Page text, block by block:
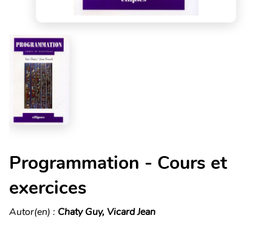
Programmation - Cours et
exercices
Autor(en) : Chaty Guy, Vicard Jean